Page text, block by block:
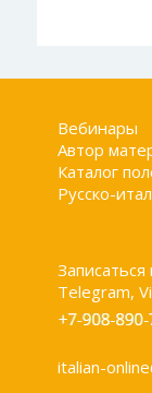
Вебинары
Автор
Каталог
Русско-
Telegram,
italian-